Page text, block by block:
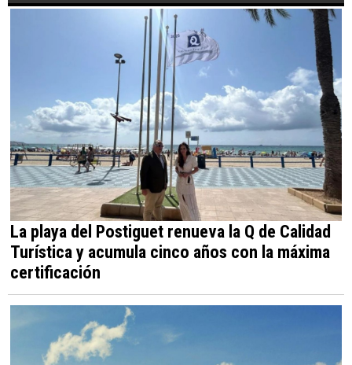
La playa del Postiguet renueva la Q de Calidad
Turística y acumula cinco años con la máxima
certificación